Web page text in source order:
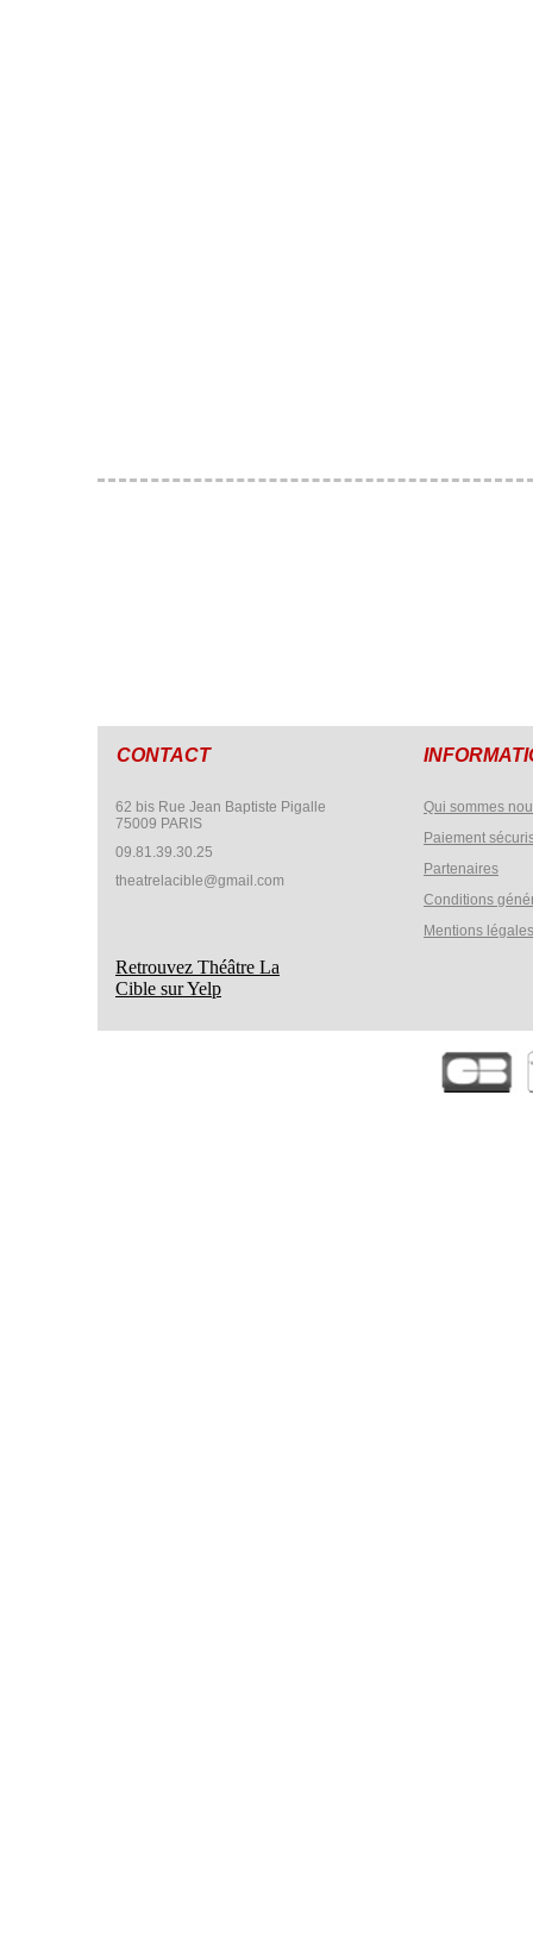
CONTACT
62 bis Rue Jean Baptiste Pigalle
75009 PARIS
09.81.39.30.25
theatrelacible@gmail.com
Retrouvez Théâtre La
Cible sur Yelp
Qui sommes
Paiement
Partenaires
Conditions
Mentions légales